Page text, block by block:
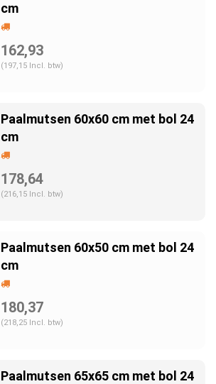
cm
162,93
(197,15 Incl. btw)
Paalmutsen 60x60 cm met bol 24
cm
178,64
(216,15 Incl. btw)
Paalmutsen 60x50 cm met bol 24
cm
180,37
(218,25 Incl. btw)
Paalmutsen 65x65 cm met bol 24